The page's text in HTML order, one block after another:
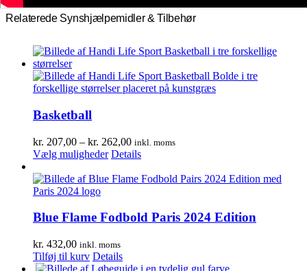
Relaterede Synshjælpemidler & Tilbehør
Basketball
kr. 207,00 – kr. 262,00Prisinterval:
kr. 207,00
kr. 262,00
inkl. moms
Vælg muligheder Dette
har
Mulighederne
på
varesiden
Details
Blue Flame Fodbold Paris 2024 Edition
kr. 432,00 inkl. moms
Tilføj til kurv Details